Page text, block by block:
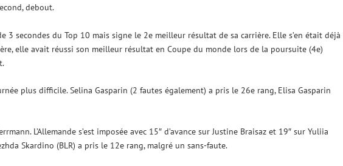
debout.
3 secondes du Top 10 mais signe le 2e meilleur résultat de sa carrière. Elle s’en était déjà
elle avait réussi son meilleur résultat en Coupe du monde lors de la poursuite (4e)
plus difficile. Selina Gasparin (2 fautes également) a pris le 26e rang, Elisa Gasparin
L’Allemande s’est imposée avec 15″ d’avance sur Justine Braisaz et 19″ sur Yuliia
Skardino (BLR) a pris le 12e rang, malgré un sans-faute.